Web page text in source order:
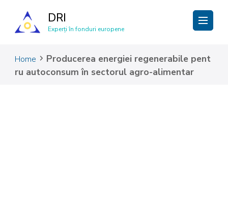
DRI
Experți în fonduri europene
Home
Producerea energiei regenerabile pent
ru autoconsum în sectorul agro-alimentar